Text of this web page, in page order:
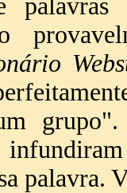
grupo".
palavra.